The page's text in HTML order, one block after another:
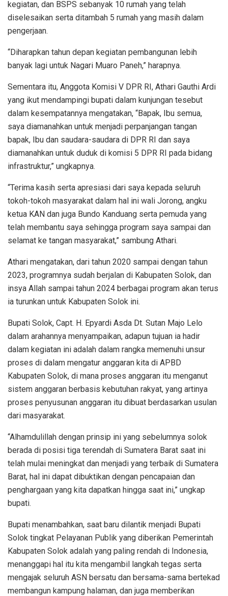
kegiatan, dan BSPS sebanyak 10 rumah yang telah
diselesaikan serta ditambah 5 rumah yang masih dalam
pengerjaan.
“Diharapkan tahun depan kegiatan pembangunan lebih
banyak lagi untuk Nagari Muaro Paneh,” harapnya.
Sementara itu, Anggota Komisi V DPR RI, Athari Gauthi Ardi
yang ikut mendampingi bupati dalam kunjungan tesebut
dalam kesempatannya mengatakan, “Bapak, Ibu semua,
saya diamanahkan untuk menjadi perpanjangan tangan
bapak, Ibu dan saudara-saudara di DPR RI dan saya
diamanahkan untuk duduk di komisi 5 DPR RI pada bidang
infrastruktur,” ungkapnya.
“Terima kasih serta apresiasi dari saya kepada seluruh
tokoh-tokoh masyarakat dalam hal ini wali Jorong, angku
ketua KAN dan juga Bundo Kanduang serta pemuda yang
telah membantu saya sehingga program saya sampai dan
selamat ke tangan masyarakat,” sambung Athari.
Athari mengatakan, dari tahun 2020 sampai dengan tahun
2023, programnya sudah berjalan di Kabupaten Solok, dan
insya Allah sampai tahun 2024 berbagai program akan terus
ia turunkan untuk Kabupaten Solok ini.
Bupati Solok, Capt. H. Epyardi Asda Dt. Sutan Majo Lelo
dalam arahannya menyampaikan, adapun tujuan ia hadir
dalam kegiatan ini adalah dalam rangka memenuhi unsur
proses di dalam mengatur anggaran kita di APBD
Kabupaten Solok, di mana proses anggaran itu menganut
sistem anggaran berbasis kebutuhan rakyat, yang artinya
proses penyusunan anggaran itu dibuat berdasarkan usulan
dari masyarakat.
“Alhamdulillah dengan prinsip ini yang sebelumnya solok
berada di posisi tiga terendah di Sumatera Barat saat ini
telah mulai meningkat dan menjadi yang terbaik di Sumatera
Barat, hal ini dapat dibuktikan dengan pencapaian dan
penghargaan yang kita dapatkan hingga saat ini,” ungkap
bupati.
Bupati menambahkan, saat baru dilantik menjadi Bupati
Solok tingkat Pelayanan Publik yang diberikan Pemerintah
Kabupaten Solok adalah yang paling rendah di Indonesia,
menanggapi hal itu kita mengambil langkah tegas serta
mengajak seluruh ASN bersatu dan bersama-sama bertekad
membangun kampung halaman, dan juga memberikan